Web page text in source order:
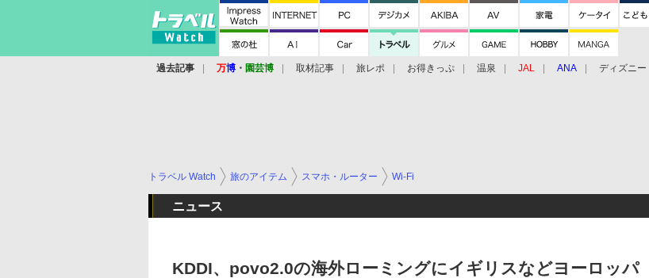
過去記事 万博 ・ 園芸博 取材記事 旅レポ お得きっぷ 温泉 JAL ANA ディズニー
トラベル Watch 旅のアイテム スマホ・ルーター Wi-Fi
ニュース
KDDI、povo2.0の海外ローミングにイギリスなどヨーロッパ